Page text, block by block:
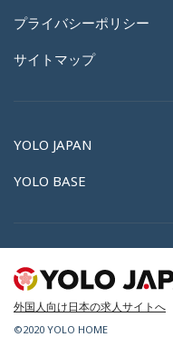
プライバシーポリシー
サイトマップ
YOLO JAPAN
YOLO BASE
外国人向け日本の求人サイトへ
©2020 YOLO HOME